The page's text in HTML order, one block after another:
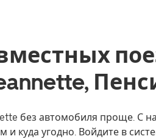
без автомобиля проще. С
и куда угодно. Войдите в